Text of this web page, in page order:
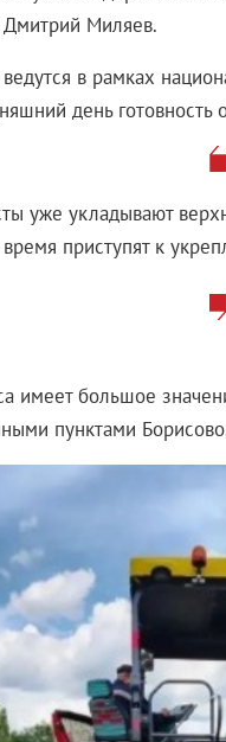
Миляев.
в рамках
день готовность
уже укладывают
приступят к
имеет большое
пунктами